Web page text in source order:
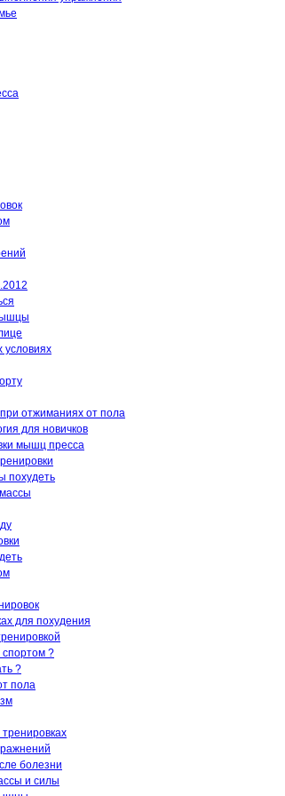
условиях
отжиманиях от пола
для новичков
мышц пресса
похудеть
для похудения
спортом ?
?
пола
болезни
и силы